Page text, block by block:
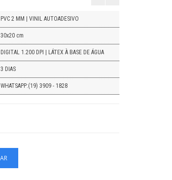
PVC 2 MM | VINIL AUTOADESIVO
30x20 cm
DIGITAL 1.200 DPI | LÁTEX À BASE DE ÁGUA
3 DIAS
WHATSAPP:(19) 3909 - 1828